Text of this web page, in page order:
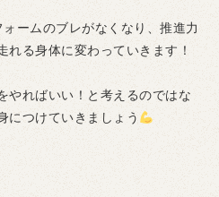
ームのブレがなくなり、推進力
れる身体に変わっていきます！
やればいい！と考えるのではな
につけていきましょう